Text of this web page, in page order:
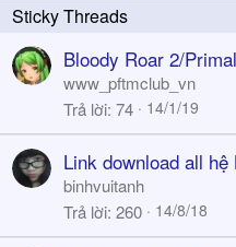
Bloody Roar 2/
www_pftmclub_vn
Trả lời 74 14/1/19
Link download all
binhvuitanh
Trả lời 260 14/8/18